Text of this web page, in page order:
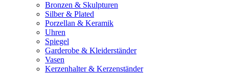
Bronzen & Skulpturen
Silber & Plated
Porzellan & Keramik
Uhren
Spiegel
Garderobe & Kleiderständer
Vasen
Kerzenhalter & Kerzenständer